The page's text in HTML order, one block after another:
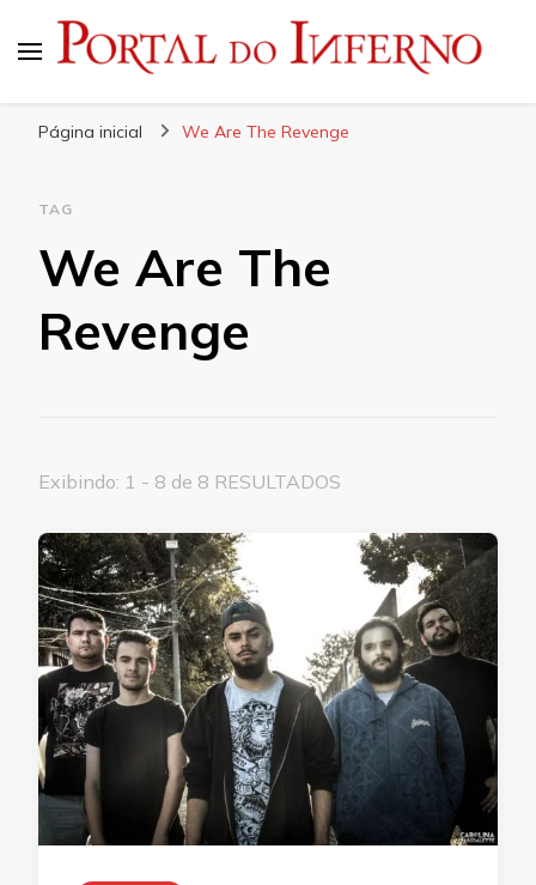
Página inicial We Are The Revenge
TAG
We Are The
Revenge
Exibindo: 1 - 8 de 8 RESULTADOS